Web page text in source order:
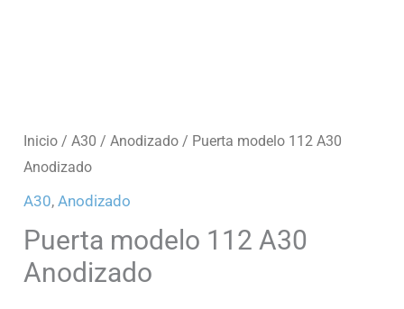
Inicio /A30 /Anodizado / Puerta modelo 112 A30
Anodizado
A30,Anodizado
Puerta modelo 112 A30
Anodizado